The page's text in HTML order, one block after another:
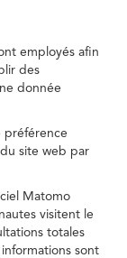
employés afin
des
donnée
préférence
site web par
Matomo
visitent le
totales
sont